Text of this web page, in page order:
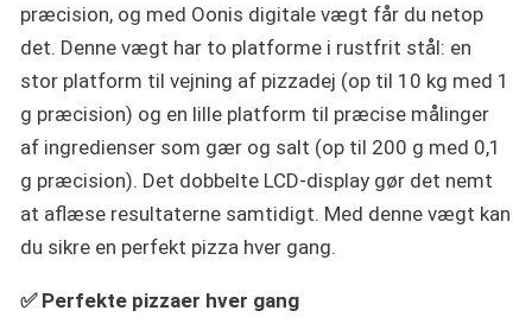
præcision, og med Oonis digitale vægt får du netop
det. Denne vægt har to platforme i rustfrit stål: en
stor platform til vejning af pizzadej (op til 10 kg med 1
g præcision) og en lille platform til præcise målinger
af ingredienser som gær og salt (op til 200 g med 0,1
g præcision). Det dobbelte LCD-display gør det nemt
at aflæse resultaterne samtidigt. Med denne vægt kan
du sikre en perfekt pizza hver gang.
✅ Perfekte pizzaer hver gang